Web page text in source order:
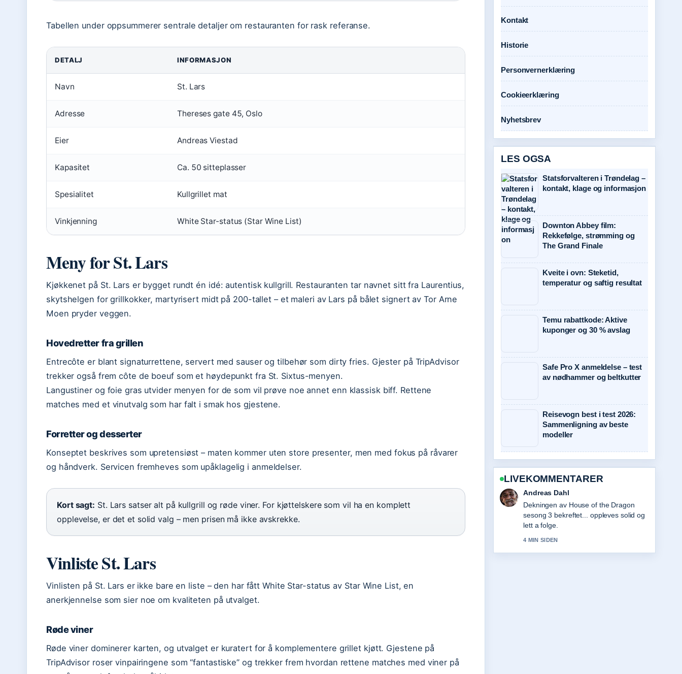
Tabellen under oppsummerer sentrale detaljer om restauranten for rask referanse.
DETALJ INFORMASJON
Navn St. Lars
Adresse Thereses gate 45, Oslo
Eier Andreas Viestad
Kapasitet Ca. 50 sitteplasser
Spesialitet Kullgrillet mat
Vinkjenning White Star-status (Star Wine List)
Meny for St. Lars
Kjøkkenet på St. Lars er bygget rundt én idé: autentisk kullgrill. Restauranten tar navnet sitt fra Laurentius,
skytshelgen for grillkokker, martyrisert midt på 200-tallet – et maleri av Lars på bålet signert av Tor Arne
Moen pryder veggen.
Hovedretter fra grillen
Entrecôte er blant signaturrettene, servert med sauser og tilbehør som dirty fries. Gjester på TripAdvisor
trekker også frem côte de boeuf som et høydepunkt fra St. Sixtus-menyen.
Langustiner og foie gras utvider menyen for de som vil prøve noe annet enn klassisk biff. Rettene
matches med et vinutvalg som har falt i smak hos gjestene.
Forretter og desserter
Konseptet beskrives som upretensiøst – maten kommer uten store presenter, men med fokus på råvarer
og håndverk. Servicen fremheves som upåklagelig i anmeldelser.
Kort sagt: St. Lars satser alt på kullgrill og røde viner. For kjøttelskere som vil ha en komplett
opplevelse, er det et solid valg – men prisen må ikke avskrekke.
Vinliste St. Lars
Vinlisten på St. Lars er ikke bare en liste – den har fått White Star-status av Star Wine List, en
anerkjennelse som sier noe om kvaliteten på utvalget.
Røde viner
Røde viner dominerer karten, og utvalget er kuratert for å komplementere grillet kjøtt. Gjestene på
TripAdvisor roser vinpairingene som “fantastiske” og trekker frem hvordan rettene matches med viner på
Kontakt
Historie
Personvernerklæring
Cookieerklæring
Nyhetsbrev
LES OGSA
Statsforvalteren i Trøndelag –
kontakt, klage og informasjon
Downton Abbey film:
Rekkefølge, strømming og
The Grand Finale
Kveite i ovn: Steketid,
temperatur og saftig resultat
Temu rabattkode: Aktive
kuponger og 30 % avslag
Safe Pro X anmeldelse – test
av nødhammer og beltkutter
Reisevogn best i test 2026:
Sammenligning av beste
modeller
LIVEKOMMENTARER
Andreas Dahl
Dekningen av House of the Dragon
sesong 3 bekreftet... oppleves solid og
lett a folge.
4 MIN SIDEN